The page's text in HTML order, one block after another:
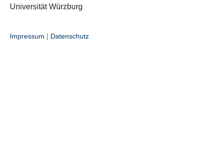
Universität Würzburg
Impressum | Datenschutz